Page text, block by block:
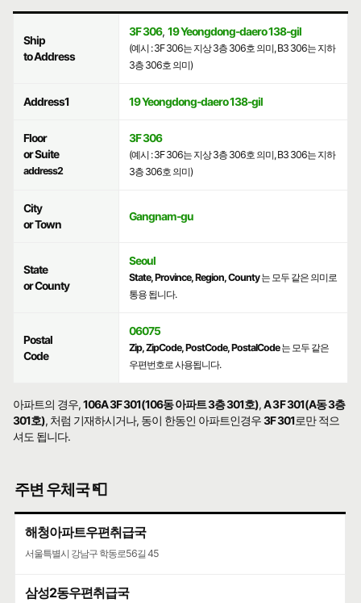
Ship
to Address
3F 306, 19 Yeongdong-daero 138-gil
(예시 : 3F 306는 지상 3층 306호 의미, B3 306는 지하
3층 306호 의미)
Address1 19 Yeongdong-daero 138-gil
Floor
or Suite
address2
3F 306
(예시 : 3F 306는 지상 3층 306호 의미, B3 306는 지하
3층 306호 의미)
City
or Town
Gangnam-gu
State
or County
Seoul
State, Province, Region, County는 모두 같은 의미로
통용 됩니다.
Postal
Code
06075
Zip, ZipCode, PostCode, PostalCode는 모두 같은
우편번호로 사용됩니다.
아파트의 경우,106A 3F 301(106동 아파트 3층 301호),A 3F 301(A동 3층
301호), 처럼 기재하시거나, 동이 한동인 아파트인경우3F 301로만 적으
셔도 됩니다.
주변 우체국 📮
해청아파트우편취급국
서울특별시 강남구 학동로56길 45
삼성2동우편취급국